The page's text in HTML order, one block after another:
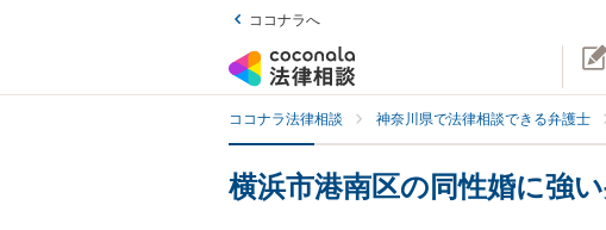
ココナラへ
ココナラ法律相談 神奈川県で法律相談できる弁護士
横浜市港南区の同性婚に強